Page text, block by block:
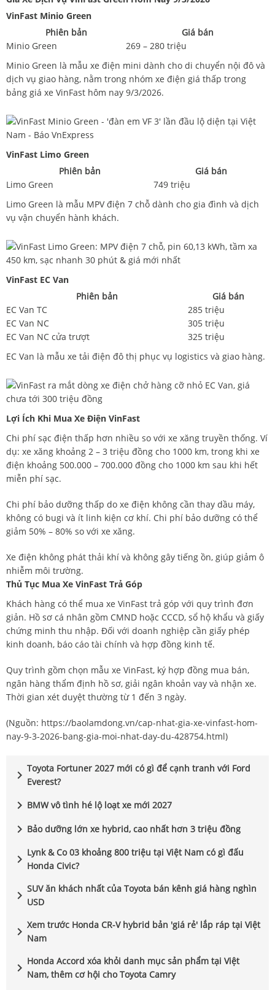
VinFast Minio Green
Phiên bản
Giá bán
Minio Green
269 – 280 triệu
Minio Green là mẫu xe điện mini dành cho di chuyển nội đô và
dịch vụ giao hàng, nằm trong nhóm xe điện giá thấp trong
bảng giá xe VinFast hôm nay 9/3/2026.
VinFast Limo Green
Phiên bản
Giá bán
Limo Green
749 triệu
Limo Green là mẫu MPV điện 7 chỗ dành cho gia đình và dịch
vụ vận chuyển hành khách.
VinFast EC Van
Phiên bản
Giá bán
EC Van TC
285 triệu
EC Van NC
305 triệu
EC Van NC cửa trượt
325 triệu
EC Van là mẫu xe tải điện đô thị phục vụ logistics và giao hàng.
Lợi Ích Khi Mua Xe Điện VinFast
Chi phí sạc điện thấp hơn nhiều so với xe xăng truyền thống. Ví
dụ: xe xăng khoảng 2 – 3 triệu đồng cho 1000 km, trong khi xe
điện khoảng 500.000 – 700.000 đồng cho 1000 km sau khi hết
miễn phí sạc.
Chi phí bảo dưỡng thấp do xe điện không cần thay dầu máy,
không có bugi và ít linh kiện cơ khí. Chi phí bảo dưỡng có thể
giảm 50% – 80% so với xe xăng.
Xe điện không phát thải khí và không gây tiếng ồn, giúp giảm ô
nhiễm môi trường.
Thủ Tục Mua Xe VinFast Trả Góp
Khách hàng có thể mua xe VinFast trả góp với quy trình đơn
giản. Hồ sơ cá nhân gồm CMND hoặc CCCD, sổ hộ khẩu và giấy
chứng minh thu nhập. Đối với doanh nghiệp cần giấy phép
kinh doanh, báo cáo tài chính và hợp đồng kinh tế.
Quy trình gồm chọn mẫu xe VinFast, ký hợp đồng mua bán,
ngân hàng thẩm định hồ sơ, giải ngân khoản vay và nhận xe.
Thời gian xét duyệt thường từ 1 đến 3 ngày.
(Nguồn: https://baolamdong.vn/cap-nhat-gia-xe-vinfast-hom-
nay-9-3-2026-bang-gia-moi-nhat-day-du-428754.html)
chevron_right Toyota Fortuner 2027 mới có gì để cạnh tranh với Ford
Everest?
chevron_right BMW vô tình hé lộ loạt xe mới 2027
chevron_right Bảo dưỡng lớn xe hybrid, cao nhất hơn 3 triệu đồng
chevron_right Lynk & Co 03 khoảng 800 triệu tại Việt Nam có gì đấu
Honda Civic?
chevron_right SUV ăn khách nhất của Toyota bán kênh giá hàng nghìn
USD
chevron_right Xem trước Honda CR-V hybrid bản 'giá rẻ' lắp ráp tại Việt
Nam
chevron_right Honda Accord xóa khỏi danh mục sản phẩm tại Việt
Nam, thêm cơ hội cho Toyota Camry